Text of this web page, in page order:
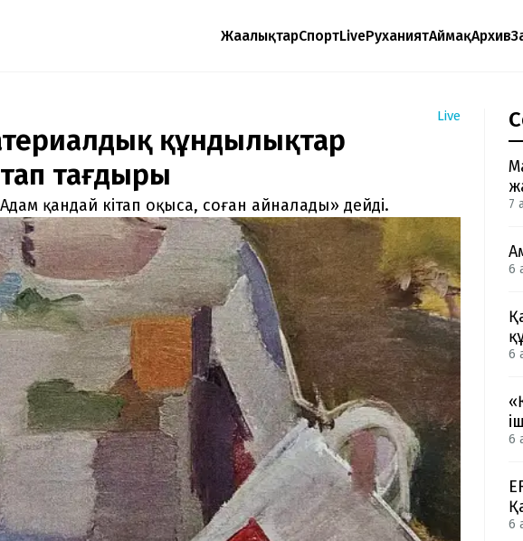
ЖаңалықтарСпортLiveРуханиятАймақАрхив
email
Live
құндылықтар
тағдыры
қандай кітап оқыса, соған айналады» дейді. 7
6
6
6
6